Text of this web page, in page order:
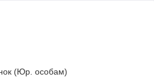
(Юр. особам)